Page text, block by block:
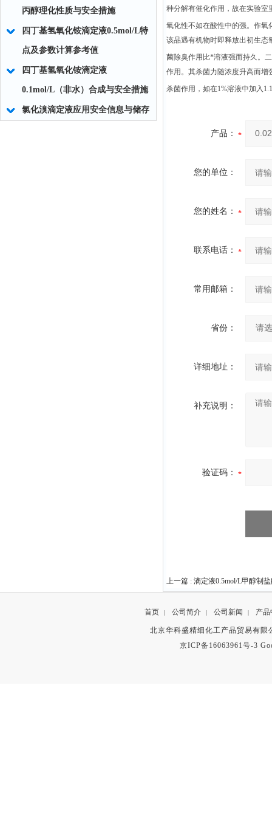
丙醇理化性质与安全措施
四丁基氢氧化铵滴定液0.5mol/L特
点及参数计算参考值
四丁基氢氧化铵滴定液
0.1mol/L（非水）合成与安全措施
氯化溴滴定液应用安全信息与储存
种分解有催化作用，故在实验
氧化性不如在酸性中的强。作氧
该品遇有机物时即释放出初生态
菌除臭作用比*溶液强而持久。
作用。其杀菌力随浓度升高而增
杀菌作用，如在1%溶液中加入
产品：
您的单位：
您的姓名：
联系电话：
常用邮箱：
省份：
详细地址：
补充说明：
验证码：
上一篇 : 滴定液0.5mol/L甲醇制
首页 公司简介 公司新闻 产品
北京华科盛精细化工产品贸易有
京ICP备16063961号-3